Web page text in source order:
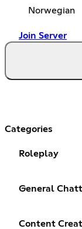
Norwegian
Join Server
Categories
Roleplay
General
Content